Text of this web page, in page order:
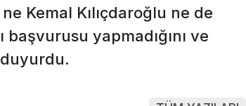
Kemal Kılıçdaroğlu ne de
başvurusu yapmadığını ve